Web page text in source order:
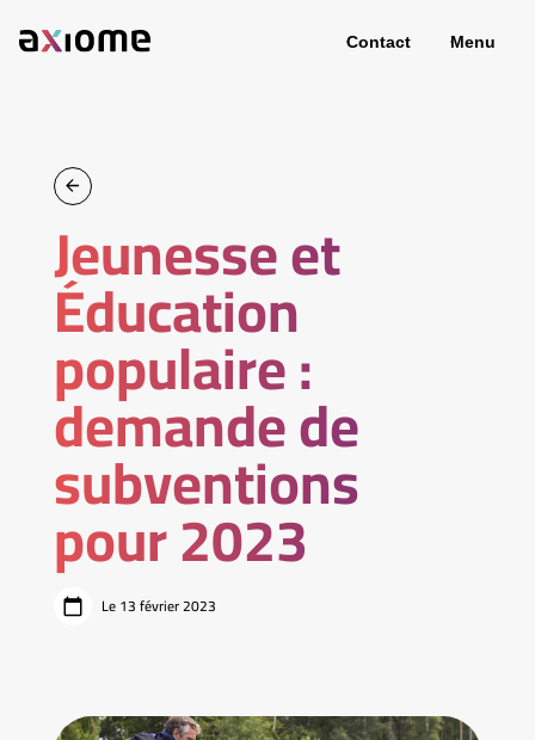
Contact Menu
Jeunesse et
Éducation
populaire :
demande de
subventions
pour 2023
Le 13 février 2023